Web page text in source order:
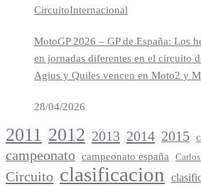
CircuitoInternacional
MotoGP 2026 – GP de España: Los
en jornadas diferentes en el circuito
Agius y Quiles vencen en Moto2 y
28/04/2026
2011 2012 2013 2014 2015
campeonato campeonato españa
Circuito clasificacion